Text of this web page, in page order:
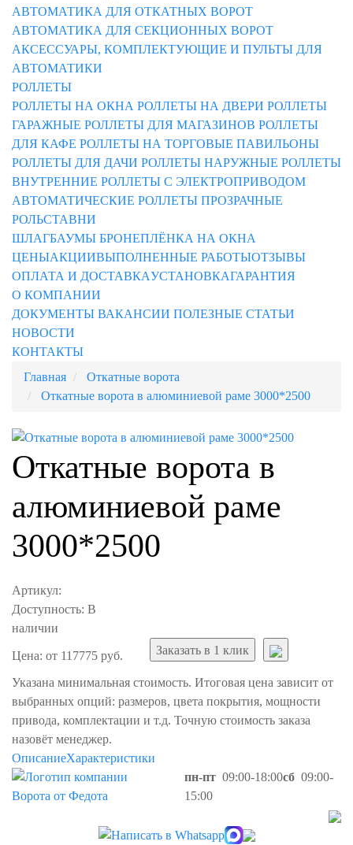
АВТОМАТИКА ДЛЯ ОТКАТНЫХ ВОРОТ
АВТОМАТИКА ДЛЯ СЕКЦИОННЫХ ВОРОТ
АКСЕССУАРЫ, КОМПЛЕКТУЮЩИЕ И ПУЛЬТЫ ДЛЯ
АВТОМАТИКИ
РОЛЛЕТЫ
РОЛЛЕТЫ НА ОКНА РОЛЛЕТЫ НА ДВЕРИ РОЛЛЕТЫ
ГАРАЖНЫЕ РОЛЛЕТЫ ДЛЯ МАГАЗИНОВ РОЛЛЕТЫ
ДЛЯ КАФЕ РОЛЛЕТЫ НА ТОРГОВЫЕ ПАВИЛЬОНЫ
РОЛЛЕТЫ ДЛЯ ДАЧИ РОЛЛЕТЫ НАРУЖНЫЕ РОЛЛЕТЫ
ВНУТРЕННИЕ РОЛЛЕТЫ С ЭЛЕКТРОПРИВОДОМ
АВТОМАТИЧЕСКИЕ РОЛЛЕТЫ ПРОЗРАЧНЫЕ
РОЛЬСТАВНИ
ШЛАГБАУМЫ БРОНЕПЛЁНКА НА ОКНА
ЦЕНЫАКЦИИВЫПОЛНЕННЫЕ РАБОТЫОТЗЫВЫ
ОПЛАТА И ДОСТАВКАУСТАНОВКАГАРАНТИЯ
О КОМПАНИИ
ДОКУМЕНТЫ ВАКАНСИИ ПОЛЕЗНЫЕ СТАТЬИ
НОВОСТИ
КОНТАКТЫ
Главная
Откатные ворота
Откатные ворота в алюминиевой раме 3000*2500
Откатные ворота в
алюминиевой раме
3000*2500
Артикул:
Доступность: В
наличии
Цена: от 117775 руб. Заказать в 1 клик
Указана минимальная стоимость. Итоговая цена зависит от
выбранных опций: размеров, цвета покрытия, мощности
привода, комплектации и т.д. Точную стоимость заказа
назовёт менеджер.
ОписаниеХарактеристики
пн-пт 09:00-18:00сб 09:00-
15:00